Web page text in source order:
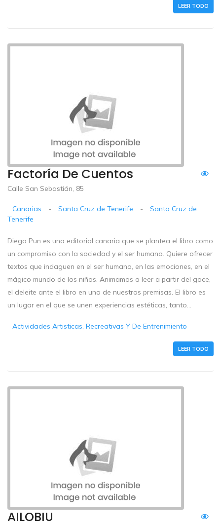
LEER TODO
Factoría De Cuentos
Calle San Sebastián, 85
Canarias - Santa Cruz de Tenerife -
Santa Cruz de
Tenerife
Diego Pun es una editorial canaria que se plantea el libro como
un compromiso con la sociedad y el ser humano. Quiere ofrecer
textos que indaguen en el ser humano, en las emociones, en el
mágico mundo de los niños. Animamos a leer a partir del goce,
el deleite ante el libro en una de nuestras premisas. El libro es
un lugar en el que se unen experiencias estéticas, tanto...
Actividades Artisticas, Recreativas Y De Entrenimiento
LEER TODO
AILOBIU